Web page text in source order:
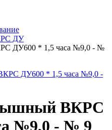
ДУ
ДУ600 * 1,5 часа №9,0 - №
ВКРС
№9,0 - № 9